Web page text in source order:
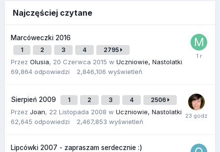
Najczęściej czytane
Marcóweczki 2016
1 2 3 4 2795
Przez Olusia, 20 Czerwca 2015 w Uczniowie, Nastolatki
69,864 odpowiedzi 2,846,106 wyświetleń
Sierpień 2009 1 2 3 4 2506
Przez Joan, 22 Listopada 2008 w Uczniowie, Nastolatki
62,645 odpowiedzi 2,467,853 wyświetleń
Lipcówki 2007 - zapraszam serdecznie :)